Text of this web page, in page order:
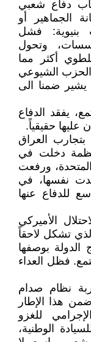
دفاع شعبي
الجماهير أو
بنيوية: فشل
وتحول
أكثر مما
الشيوعي
يشير ضمنا الى
يفقد الدفاع
عليها حقيقياً.
بتجارب العراق
دخلت في
ورفعت
نفسها، في
للدفاع عنها
الأميركي
الذي تشكل لاحقاً
الدولة بوصفها
فظل العداء
نظام صدام
إبّان الغزو الأميركي عام 2003 ضمن هذا الإطار
للغزو
الوطنية،